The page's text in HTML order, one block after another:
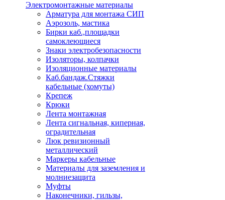
Электромонтажные материалы
Арматура для монтажа СИП
Аэрозоль, мастика
Бирки каб.,площадки
самоклеющиеся
Знаки электробезопасности
Изоляторы, колпачки
Изоляционные материалы
Каб.бандаж.Стяжки
кабельные (хомуты)
Крепеж
Крюки
Лента монтажная
Лента сигнальная, киперная,
оградительная
Люк ревизионный
металлический
Маркеры кабельные
Материалы для заземления и
молниезащита
Муфты
Наконечники, гильзы,